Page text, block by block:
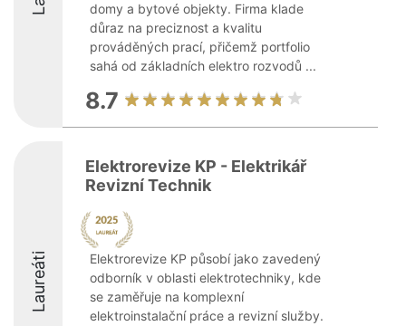
domy a bytové objekty. Firma klade
důraz na preciznost a kvalitu
prováděných prací, přičemž portfolio
sahá od základních elektro rozvodů ...
8.7
Laureáti
Elektrorevize KP - Elektrikář
Revizní Technik
Elektrorevize KP působí jako zavedený
odborník v oblasti elektrotechniky, kde
se zaměřuje na komplexní
elektroinstalační práce a revizní služby.